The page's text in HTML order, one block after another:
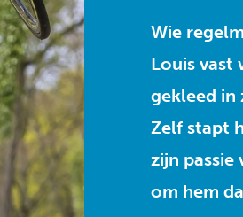
Wie
Louis vast
gekleed in
Zelf stapt
zijn
om hem